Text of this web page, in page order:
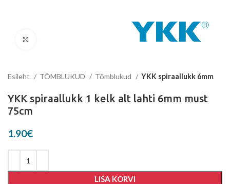
Esileht TÕMBLUKUD Tõmblukud YKK spiraallukk 6mm
YKK spiraallukk 1 kelk alt lahti 6mm must
75cm
1.90€
LISA KORVI